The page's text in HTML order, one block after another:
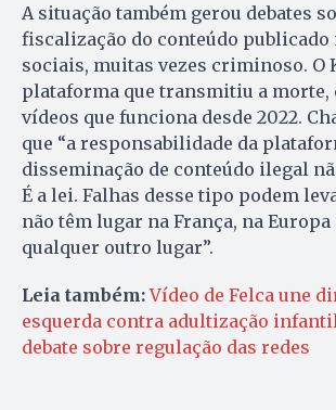
A situação também gerou debates
fiscalização do conteúdo publicado
sociais, muitas vezes criminoso. O
plataforma que transmitiu a morte,
vídeos que funciona desde 2022.
que “a responsabilidade da
disseminação de conteúdo ilegal
É a lei. Falhas desse tipo podem
não têm lugar na França, na Europa
qualquer outro lugar”.
Leia também: Vídeo de Felca une
esquerda contra adultização
debate sobre regulação das redes